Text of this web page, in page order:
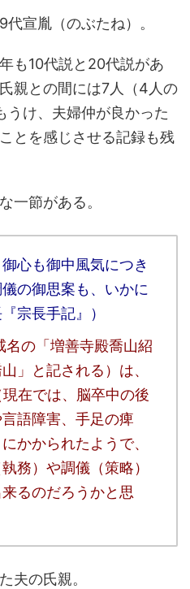
宣胤（のぶたね）。
も10代説と20代説があ
親との間には7人（4人の
うけ、夫婦仲が良かった
とを感じさせる記録も残
一節がある。
心も御中風気につき
の御思案も、いかに
宗長手記』）
名の「増善寺殿喬山紹
」と記される）は、
在では、脳卒中の後
語障害、手足の痺
かかられたようで、
務）や調儀（策略）
るのだろうかと思
夫の氏親。